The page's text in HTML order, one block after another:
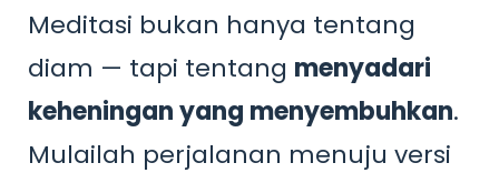
Meditasi bukan hanya tentang
diam — tapi tentang menyadari
keheningan yang menyembuhkan.
Mulailah perjalanan menuju versi